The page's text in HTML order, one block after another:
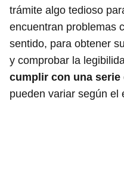
trámite algo tedioso
encuentran problemas
sentido, para obtener su
y comprobar la
cumplir con una
pueden variar según el